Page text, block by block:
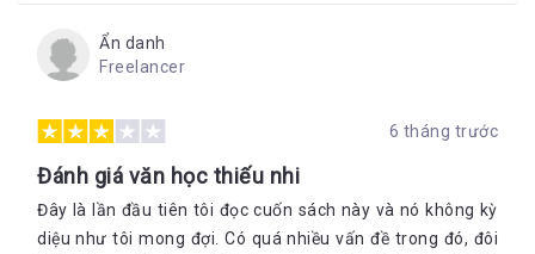
Ẩn danh
Freelancer
6 tháng trước
Đánh giá văn học thiếu nhi
Đây là lần đầu tiên tôi đọc cuốn sách này và nó không kỳ
diệu như tôi mong đợi. Có quá nhiều vấn đề trong đó, đôi